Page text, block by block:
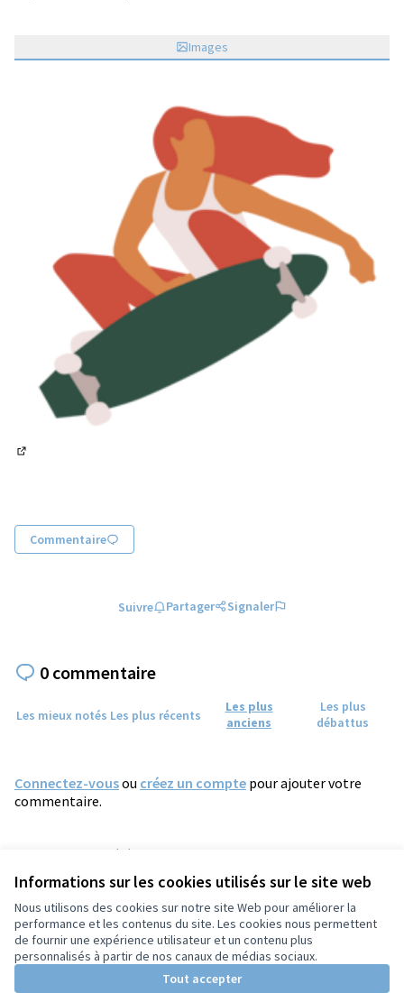
Informations sur les cookies utilisés sur le site web
Nous utilisons des cookies sur notre site Web pour améliorer la
performance et les contenus du site. Les cookies nous permettent
de fournir une expérience utilisateur et un contenu plus
personnalisés à partir de nos canaux de médias sociaux.
Tout accepter
Images
Commentaire
Suivre Partager Signaler
0 commentaire
Les mieux notés Les plus récents
Les plus
anciens
Les plus
débattus
Connectez-vousou créez un compte pour ajouter votre
commentaire.
Référence : tours-MEET-2026-06-816
voir les autres versions
Ajouter au calendrier
Conditions d'utilisation
Paramètres des cookies